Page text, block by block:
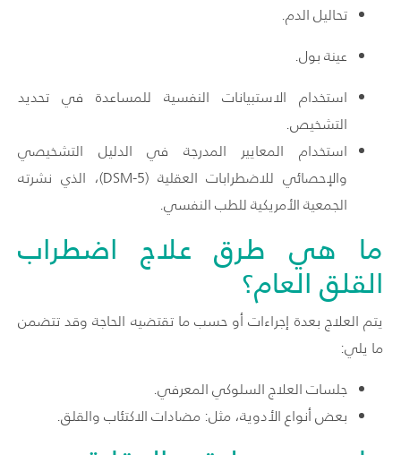
تحاليل الدم.
عينة بول.
استخدام الاستبيانات النفسية للمساعدة في تحديد
التشخيص.
استخدام المعايير المدرجة في الدليل التشخيصي
والإحصائي للاضطرابات العقلية (DSM-5)، الذي نشرته
الجمعية الأمريكية للطب النفسي.
ما هي طرق علاج اضطراب
القلق العام؟
يتم العلاج بعدة إجراءات أو حسب ما تقتضيه الحاجة وقد تتضمن
ما يلي:
جلسات العلاج السلوكي المعرفي.
بعض أنواع الأدوية، مثل: مضادات الاكتئاب والقلق.